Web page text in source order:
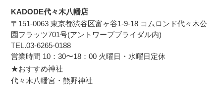
KADODE代々木八幡店
〒151-0063 東京都渋谷区富ヶ谷1-9-18 コムロンド代々木公
園フラッツ701号(アントワープブライダル内)
TEL.03-6265-0188
営業時間 10：30〜18：00 火曜日・水曜日定休
★おすすめ神社
代々木八幡宮・熊野神社